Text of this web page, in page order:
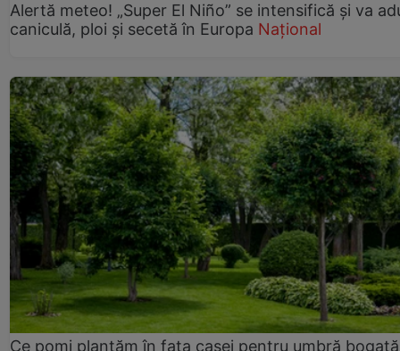
Alertă meteo! „Super El Niño” se intensifică și va
caniculă, ploi și secetă în Europa Național
Ce pomi plantăm în fața casei pentru umbră